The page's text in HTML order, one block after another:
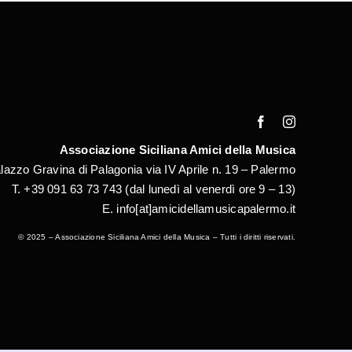
Associazione Siciliana Amici della Musica
Gravina di Palagonia via IV Aprile n. 19 – Palermo
T. +39 091 63 73 743 (dal lunedì al venerdì ore 9 – 13)
E. info[at]amicidellamusicapalermo.it
© 2025 – Associazione Siciliana Amici della Musica – Tutti i diritti riservati.